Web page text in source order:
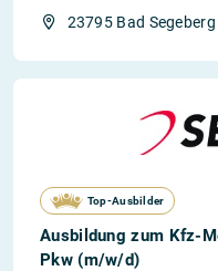
23795 Bad Segeberg
Top-Ausbilder
Ausbildung zum Kfz-
Pkw (m/w/d)